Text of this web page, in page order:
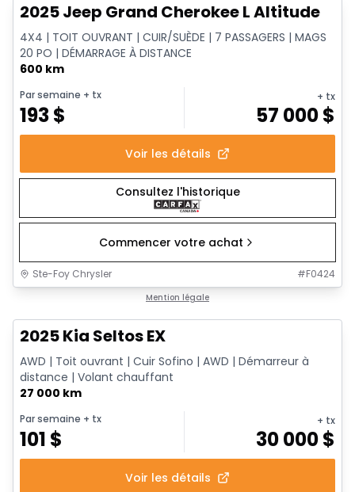
2025 Jeep Grand Cherokee L Altitude
4X4 | TOIT OUVRANT | CUIR/SUÈDE | 7 PASSAGERS | MAGS
20 PO | DÉMARRAGE À DISTANCE
600 km
Par semaine + tx
193$
+ tx
57 000$
Voir les détails
Consultez l'historique
Commencer votre achat
Ste-Foy Chrysler #F0424
Mention légale
2025 Kia Seltos EX
AWD | Toit ouvrant | Cuir Sofino | AWD | Démarreur à
distance | Volant chauffant
27 000 km
Par semaine + tx
101 $
+ tx
30 000$
Voir les détails